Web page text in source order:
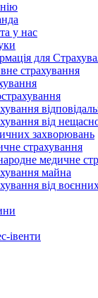
у нас
для
страхування
від
захворювань
страхування
медичне
майна
від
івенти